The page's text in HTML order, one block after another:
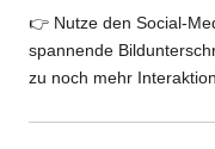
👉 Nutze den Social-
spannende
zu noch mehr